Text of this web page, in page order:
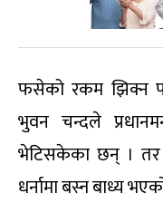
फसेको रकम झिक्न
भुवन चन्दले
भेटिसकेका छन् ।
धर्नामा बस्न बाध्य